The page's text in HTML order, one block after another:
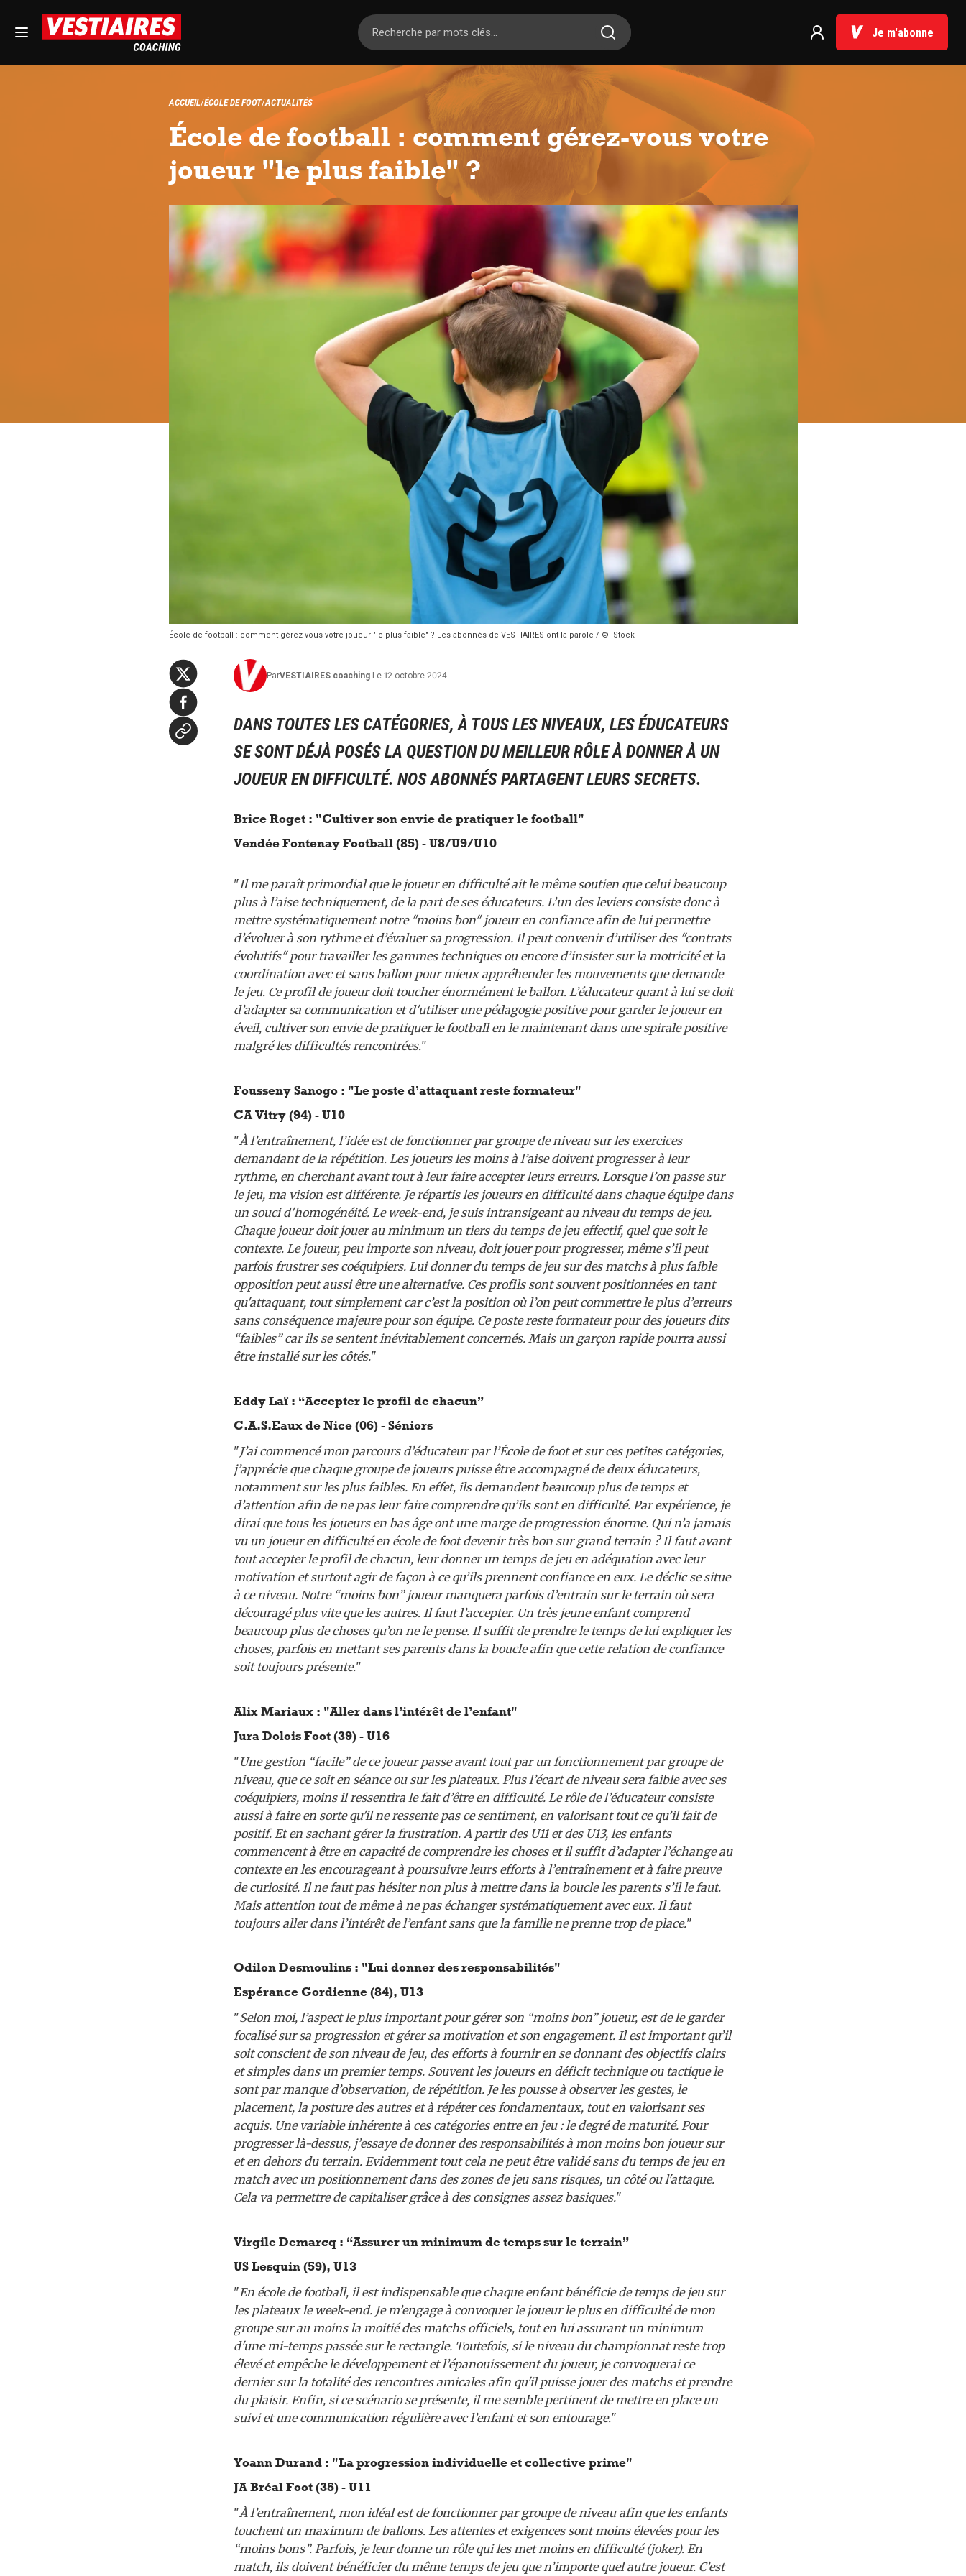
Je m'abonne
ACCUEIL ÉCOLE DE FOOT ACTUALITÉS
École de football : comment gérez-vous votre
joueur "le plus faible" ?
École de football : comment gérez-vous votre joueur "le plus faible" ? Les abonnés de VESTIAIRES ont la parole / © iStock
ParVESTIAIRES coaching-Le 12 octobre 2024
DANS TOUTES LES CATÉGORIES, À TOUS LES NIVEAUX, LES ÉDUCATEURS
SE SONT DÉJÀ POSÉS LA QUESTION DU MEILLEUR RÔLE À DONNER À UN
JOUEUR EN DIFFICULTÉ. NOS ABONNÉS PARTAGENT LEURS SECRETS.
Brice Roget : "Cultiver son envie de pratiquer le football"
Vendée Fontenay Football (85) - U8/U9/U10
"Il me paraît primordial que le joueur en difficulté ait le même soutien que celui beaucoup
plus à l’aise techniquement, de la part de ses éducateurs. L’un des leviers consiste donc à
mettre systématiquement notre "moins bon" joueur en confiance afin de lui permettre
d’évoluer à son rythme et d’évaluer sa progression. Il peut convenir d’utiliser des "contrats
évolutifs" pour travailler les gammes techniques ou encore d’insister sur la motricité et la
coordination avec et sans ballon pour mieux appréhender les mouvements que demande
le jeu. Ce profil de joueur doit toucher énormément le ballon. L’éducateur quant à lui se doit
d’adapter sa communication et d'utiliser une pédagogie positive pour garder le joueur en
éveil, cultiver son envie de pratiquer le football en le maintenant dans une spirale positive
malgré les difficultés rencontrées."
Fousseny Sanogo : "Le poste d’attaquant reste formateur"
CA Vitry (94) - U10
"À l’entraînement, l’idée est de fonctionner par groupe de niveau sur les exercices
demandant de la répétition. Les joueurs les moins à l’aise doivent progresser à leur
rythme, en cherchant avant tout à leur faire accepter leurs erreurs. Lorsque l’on passe sur
le jeu, ma vision est différente. Je répartis les joueurs en difficulté dans chaque équipe dans
un souci d'homogénéité. Le week-end, je suis intransigeant au niveau du temps de jeu.
Chaque joueur doit jouer au minimum un tiers du temps de jeu effectif, quel que soit le
contexte. Le joueur, peu importe son niveau, doit jouer pour progresser, même s’il peut
parfois frustrer ses coéquipiers. Lui donner du temps de jeu sur des matchs à plus faible
opposition peut aussi être une alternative. Ces profils sont souvent positionnées en tant
qu'attaquant, tout simplement car c’est la position où l’on peut commettre le plus d’erreurs
sans conséquence majeure pour son équipe. Ce poste reste formateur pour des joueurs dits
“faibles” car ils se sentent inévitablement concernés. Mais un garçon rapide pourra aussi
être installé sur les côtés."
Eddy Laï : “Accepter le profil de chacun”
C.A.S.Eaux de Nice (06) - Séniors
"J’ai commencé mon parcours d’éducateur par l’École de foot et sur ces petites catégories,
j’apprécie que chaque groupe de joueurs puisse être accompagné de deux éducateurs,
notamment sur les plus faibles. En effet, ils demandent beaucoup plus de temps et
d’attention afin de ne pas leur faire comprendre qu’ils sont en difficulté. Par expérience, je
dirai que tous les joueurs en bas âge ont une marge de progression énorme. Qui n’a jamais
vu un joueur en difficulté en école de foot devenir très bon sur grand terrain ? Il faut avant
tout accepter le profil de chacun, leur donner un temps de jeu en adéquation avec leur
motivation et surtout agir de façon à ce qu’ils prennent confiance en eux. Le déclic se situe
à ce niveau. Notre “moins bon” joueur manquera parfois d’entrain sur le terrain où sera
découragé plus vite que les autres. Il faut l’accepter. Un très jeune enfant comprend
beaucoup plus de choses qu’on ne le pense. Il suffit de prendre le temps de lui expliquer les
choses, parfois en mettant ses parents dans la boucle afin que cette relation de confiance
soit toujours présente."
Alix Mariaux : "Aller dans l’intérêt de l’enfant"
Jura Dolois Foot (39) - U16
"Une gestion “facile” de ce joueur passe avant tout par un fonctionnement par groupe de
niveau, que ce soit en séance ou sur les plateaux. Plus l’écart de niveau sera faible avec ses
coéquipiers, moins il ressentira le fait d’être en difficulté. Le rôle de l’éducateur consiste
aussi à faire en sorte qu'il ne ressente pas ce sentiment, en valorisant tout ce qu’il fait de
positif. Et en sachant gérer la frustration. A partir des U11 et des U13, les enfants
commencent à être en capacité de comprendre les choses et il suffit d’adapter l’échange au
contexte en les encourageant à poursuivre leurs efforts à l’entraînement et à faire preuve
de curiosité. Il ne faut pas hésiter non plus à mettre dans la boucle les parents s’il le faut.
Mais attention tout de même à ne pas échanger systématiquement avec eux. Il faut
toujours aller dans l’intérêt de l’enfant sans que la famille ne prenne trop de place."
Odilon Desmoulins : "Lui donner des responsabilités"
Espérance Gordienne (84), U13
"Selon moi, l’aspect le plus important pour gérer son “moins bon” joueur, est de le garder
focalisé sur sa progression et gérer sa motivation et son engagement. Il est important qu’il
soit conscient de son niveau de jeu, des efforts à fournir en se donnant des objectifs clairs
et simples dans un premier temps. Souvent les joueurs en déficit technique ou tactique le
sont par manque d’observation, de répétition. Je les pousse à observer les gestes, le
placement, la posture des autres et à répéter ces fondamentaux, tout en valorisant ses
acquis. Une variable inhérente à ces catégories entre en jeu : le degré de maturité. Pour
progresser là-dessus, j’essaye de donner des responsabilités à mon moins bon joueur sur
et en dehors du terrain. Evidemment tout cela ne peut être validé sans du temps de jeu en
match avec un positionnement dans des zones de jeu sans risques, un côté ou l'attaque.
Cela va permettre de capitaliser grâce à des consignes assez basiques."
Virgile Demarcq : “Assurer un minimum de temps sur le terrain”
US Lesquin (59), U13
"En école de football, il est indispensable que chaque enfant bénéficie de temps de jeu sur
les plateaux le week-end. Je m’engage à convoquer le joueur le plus en difficulté de mon
groupe sur au moins la moitié des matchs officiels, tout en lui assurant un minimum
d'une mi-temps passée sur le rectangle. Toutefois, si le niveau du championnat reste trop
élevé et empêche le développement et l’épanouissement du joueur, je convoquerai ce
dernier sur la totalité des rencontres amicales afin qu'il puisse jouer des matchs et prendre
du plaisir. Enfin, si ce scénario se présente, il me semble pertinent de mettre en place un
suivi et une communication régulière avec l’enfant et son entourage."
Yoann Durand : "La progression individuelle et collective prime"
JA Bréal Foot (35) - U11
"À l’entraînement, mon idéal est de fonctionner par groupe de niveau afin que les enfants
touchent un maximum de ballons. Les attentes et exigences sont moins élevées pour les
“moins bons”. Parfois, je leur donne un rôle qui les met moins en difficulté (joker). En
match, ils doivent bénéficier du même temps de jeu que n’importe quel autre joueur. C’est